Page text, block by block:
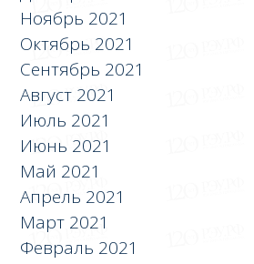
Ноябрь 2021
Октябрь 2021
Сентябрь 2021
Август 2021
Июль 2021
Июнь 2021
Май 2021
Апрель 2021
Март 2021
Февраль 2021